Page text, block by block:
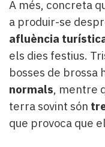
A més, concreta
a produir-se
afluència
els dies festius.
bosses de brossa
normals, mentre
terra sovint són
que provoca que